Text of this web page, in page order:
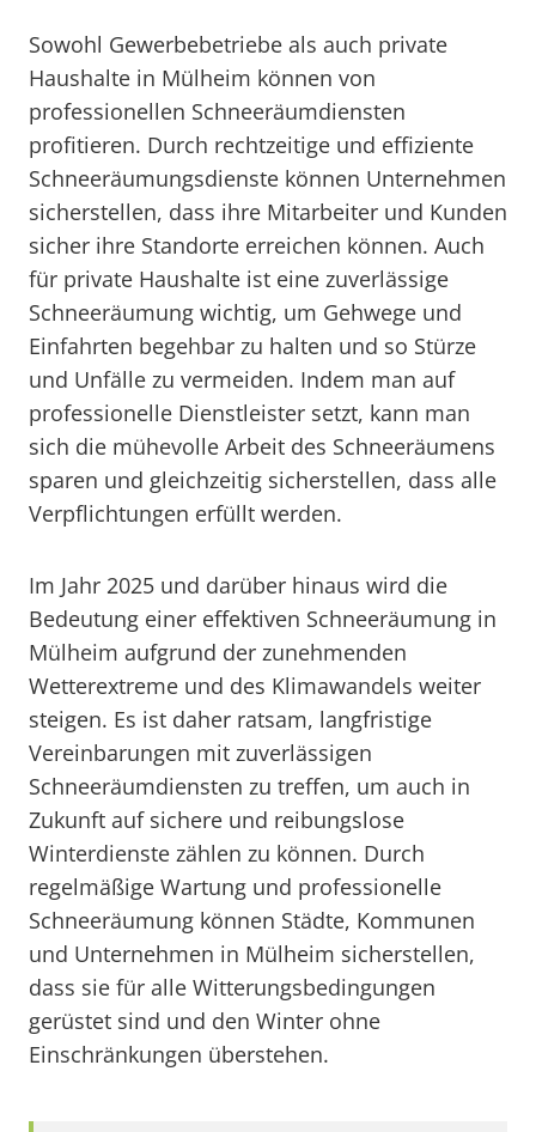
Sowohl Gewerbebetriebe als auch private
Haushalte in Mülheim können von
professionellen Schneeräumdiensten
profitieren. Durch rechtzeitige und effiziente
Schneeräumungsdienste können Unternehmen
sicherstellen, dass ihre Mitarbeiter und Kunden
sicher ihre Standorte erreichen können. Auch
für private Haushalte ist eine zuverlässige
Schneeräumung wichtig, um Gehwege und
Einfahrten begehbar zu halten und so Stürze
und Unfälle zu vermeiden. Indem man auf
professionelle Dienstleister setzt, kann man
sich die mühevolle Arbeit des Schneeräumens
sparen und gleichzeitig sicherstellen, dass alle
Verpflichtungen erfüllt werden.
Im Jahr 2025 und darüber hinaus wird die
Bedeutung einer effektiven Schneeräumung in
Mülheim aufgrund der zunehmenden
Wetterextreme und des Klimawandels weiter
steigen. Es ist daher ratsam, langfristige
Vereinbarungen mit zuverlässigen
Schneeräumdiensten zu treffen, um auch in
Zukunft auf sichere und reibungslose
Winterdienste zählen zu können. Durch
regelmäßige Wartung und professionelle
Schneeräumung können Städte, Kommunen
und Unternehmen in Mülheim sicherstellen,
dass sie für alle Witterungsbedingungen
gerüstet sind und den Winter ohne
Einschränkungen überstehen.